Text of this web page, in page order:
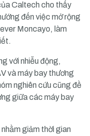
Caltech cho thấy
đến việc mở rộng
Moncayo, làm
với nhiễu động,
và máy bay thương
nghiên cứu cũng đề
giữa các máy bay
giảm thời gian